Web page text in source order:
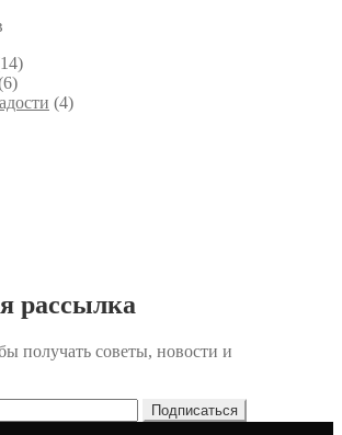
(4)
рассылка
получать советы, новости и